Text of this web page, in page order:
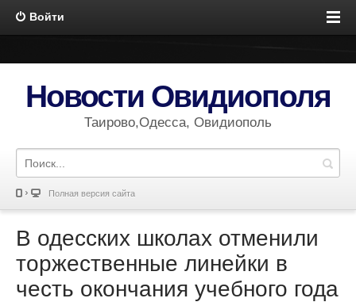
Войти
Новости Овидиополя
Таирово,Одесса, Овидиополь
Полная версия сайта
В одесских школах отменили
торжественные линейки в
честь окончания учебного года